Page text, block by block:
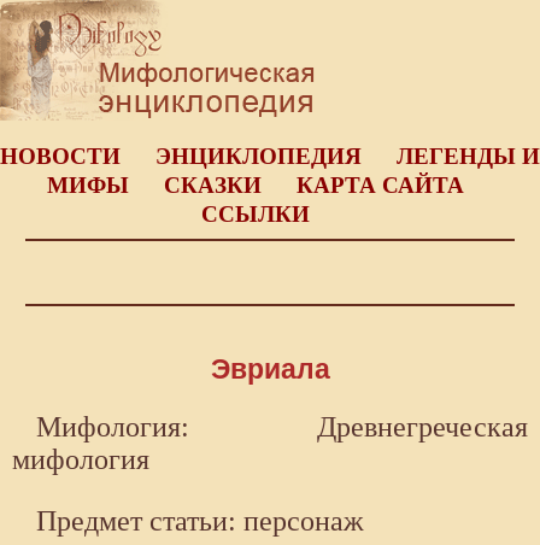
НОВОСТИ ЭНЦИКЛОПЕДИЯ
ЛЕГЕНДЫ И
МИФЫ
СКАЗКИ
КАРТА САЙТА
ССЫЛКИ
Эвриала
Мифология: Древнегреческая
мифология
Предмет статьи: персонаж